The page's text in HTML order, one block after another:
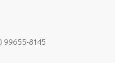
99655-8145